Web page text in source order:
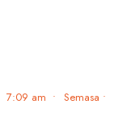
7:09 am • Semasa •